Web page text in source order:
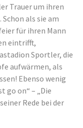
Trauer um ihren
als sie am
für ihren Mann
eintrifft,
Sportler, die
aufwärmen, als
Ebenso wenig
go on“ – „Die
Rede bei der